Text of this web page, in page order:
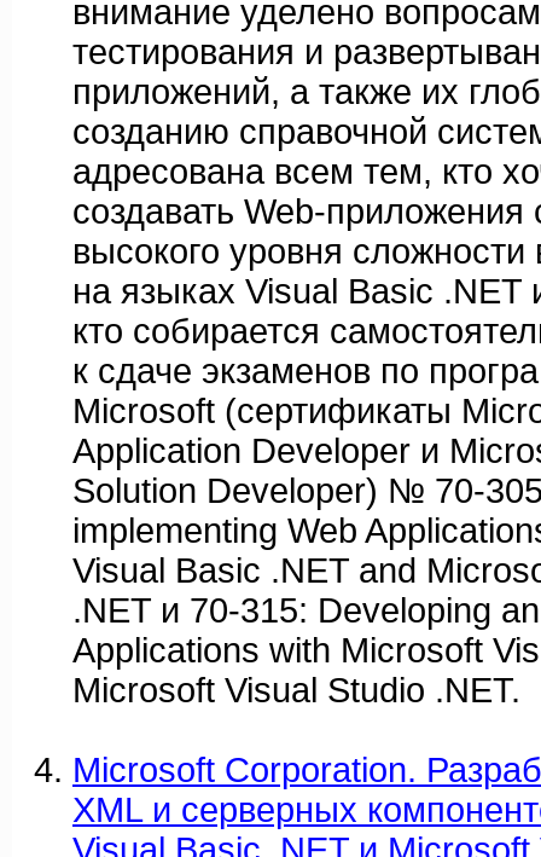
внимание уделено
тестирования и
приложений, а также их
созданию справочной
адресована всем тем, кто
создавать Web-приложения
высокого уровня
на языках Visual Basic .NET
кто собирается
к сдаче экзаменов по
Microsoft (сертификаты
Application Developer и
Solution Developer) № 70-
implementing Web
Visual Basic .NET and
.NET и 70-315: Developing
Applications with Microsoft
Microsoft Visual Studio .NET.
Microsoft Corporation.
XML и серверных